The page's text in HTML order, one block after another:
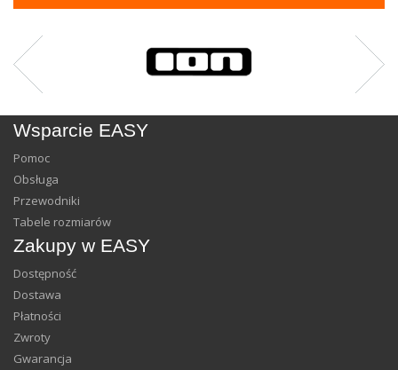
Wsparcie EASY
Pomoc
Obsługa
Przewodniki
Tabele rozmiarów
Zakupy w EASY
Dostępność
Dostawa
Płatności
Zwroty
Gwarancja